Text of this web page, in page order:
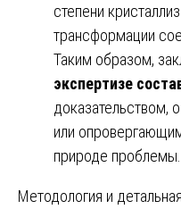
степени
трансформации
Таким образом,
экспертизе
доказательством,
или
природе проблемы.
Методология и